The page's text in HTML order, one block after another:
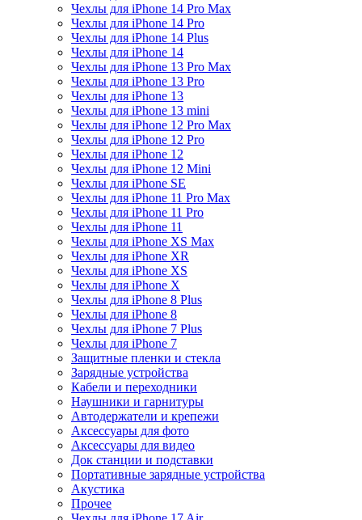
Чехлы для iPhone 14 Pro Max
Чехлы для iPhone 14 Pro
Чехлы для iPhone 14 Plus
Чехлы для iPhone 14
Чехлы для iPhone 13 Pro Max
Чехлы для iPhone 13 Pro
Чехлы для iPhone 13
Чехлы для iPhone 13 mini
Чехлы для iPhone 12 Pro Max
Чехлы для iPhone 12 Pro
Чехлы для iPhone 12
Чехлы для iPhone 12 Mini
Чехлы для iPhone SE
Чехлы для iPhone 11 Pro Max
Чехлы для iPhone 11 Pro
Чехлы для iPhone 11
Чехлы для iPhone XS Max
Чехлы для iPhone XR
Чехлы для iPhone XS
Чехлы для iPhone X
Чехлы для iPhone 8 Plus
Чехлы для iPhone 8
Чехлы для iPhone 7 Plus
Чехлы для iPhone 7
Защитные пленки и стекла
Зарядные устройства
Кабели и переходники
Наушники и гарнитуры
Автодержатели и крепежи
Аксессуары для фото
Аксессуары для видео
Док станции и подставки
Портативные зарядные устройства
Акустика
Прочее